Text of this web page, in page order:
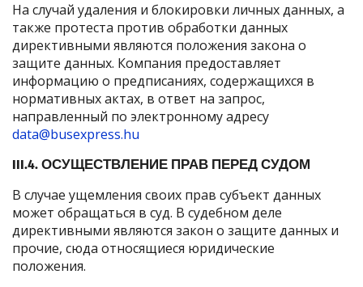
На случай удаления и блокировки личных данных, а
также протеста против обработки данных
директивными являются положения закона о
защите данных. Компания предоставляет
информацию о предписаниях, содержащихся в
нормативных актах, в ответ на запрос,
направленный по электронному адресу
data@busexpress.hu
III.4. ОСУЩЕСТВЛЕНИЕ ПРАВ ПЕРЕД СУДОМ
В случае ущемления своих прав субъект данных
может обращаться в суд. В судебном деле
директивными являются закон о защите данных и
прочие, сюда относящиеся юридические
положения.